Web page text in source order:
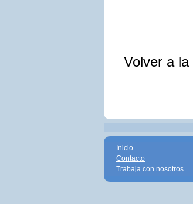
Volver a
Inicio
Contacto
Trabaja con nosotros